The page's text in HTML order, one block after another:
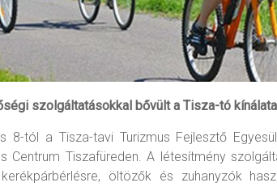
szolgáltatásokkal bővült a Tisza-tó kínálata
8-tól a Tisza-tavi Turizmus Fejlesztő
Centrum Tiszafüreden. A létesítmény
öltözők és zuhanyzók